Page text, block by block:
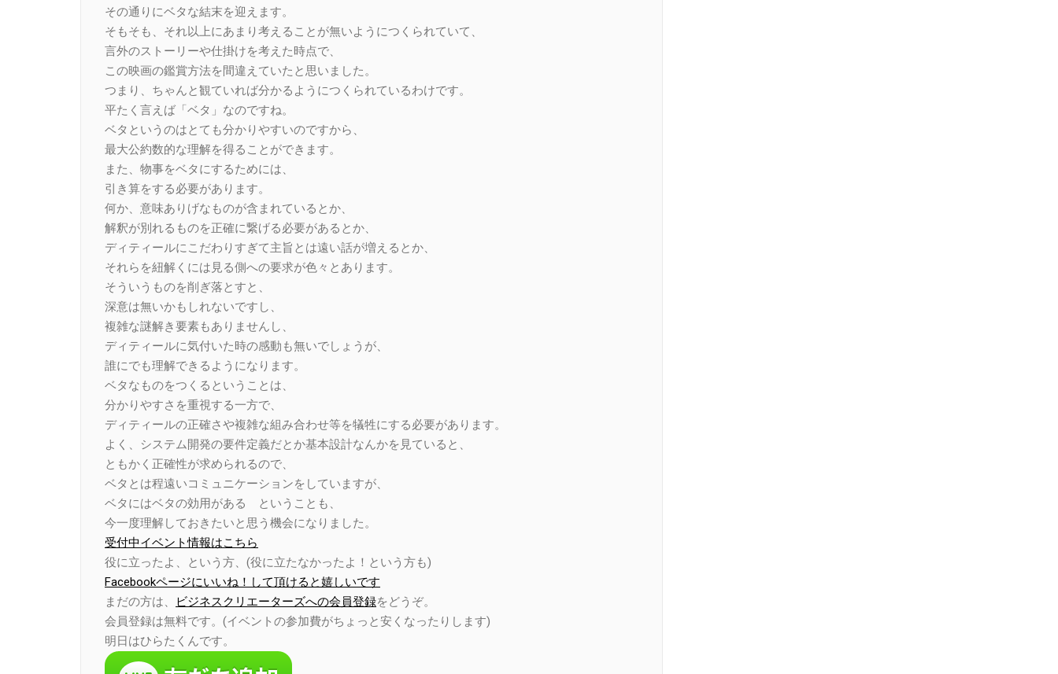
その通りにベタな結末を迎えます。
そもそも、それ以上にあまり考えることが無いようにつくられていて、
言外のストーリーや仕掛けを考えた時点で、
この映画の鑑賞方法を間違えていたと思いました。
つまり、ちゃんと観ていれば分かるようにつくられているわけです。
平たく言えば「ベタ」なのですね。
ベタというのはとても分かりやすいのですから、
最大公約数的な理解を得ることができます。
また、物事をベタにするためには、
引き算をする必要があります。
何か、意味ありげなものが含まれているとか、
解釈が別れるものを正確に繋げる必要があるとか、
ディティールにこだわりすぎて主旨とは遠い話が増えるとか、
それらを紐解くには見る側への要求が色々とあります。
そういうものを削ぎ落とすと、
深意は無いかもしれないですし、
複雑な謎解き要素もありませんし、
ディティールに気付いた時の感動も無いでしょうが、
誰にでも理解できるようになります。
ベタなものをつくるということは、
分かりやすさを重視する一方で、
ディティールの正確さや複雑な組み合わせ等を犠牲にする必要があります。
よく、システム開発の要件定義だとか基本設計なんかを見ていると、
ともかく正確性が求められるので、
ベタとは程遠いコミュニケーションをしていますが、
ベタにはベタの効用がある ということも、
今一度理解しておきたいと思う機会になりました。
受付中イベント情報はこちら
役に立ったよ、という方、(役に立たなかったよ！という方も)
Facebookページにいいね！して頂けると嬉しいです
まだの方は、
ビジネスクリエーターズへの会員登録をどうぞ。
会員登録は無料です。(イベントの参加費がちょっと安くなったりします)
明日はひらたくんです。